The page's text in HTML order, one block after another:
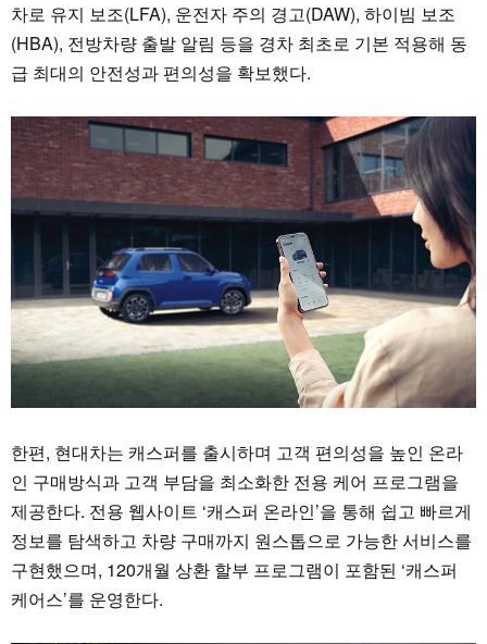
차로 유지 보조(LFA), 운전자 주의 경고(DAW), 하이빔 보조
(HBA), 전방차량 출발 알림 등을 경차 최초로 기본 적용해 동
급 최대의 안전성과 편의성을 확보했다.
한편, 현대차는 캐스퍼를 출시하며 고객 편의성을 높인 온라
인 구매방식과 고객 부담을 최소화한 전용 케어 프로그램을
제공한다. 전용 웹사이트 ‘캐스퍼 온라인’을 통해 쉽고 빠르게
정보를 탐색하고 차량 구매까지 원스톱으로 가능한 서비스를
구현했으며, 120개월 상환 할부 프로그램이 포함된 ‘캐스퍼
케어스’를 운영한다.